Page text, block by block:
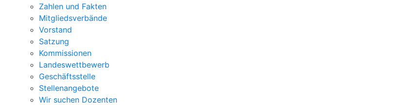
Zahlen und Fakten
Mitgliedsverbände
Vorstand
Satzung
Kommissionen
Landeswettbewerb
Geschäftsstelle
Stellenangebote
Wir suchen Dozenten